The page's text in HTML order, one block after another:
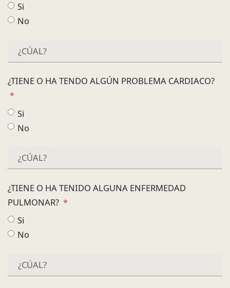
Si
No
¿TIENE O HA TENDO ALGÚN PROBLEMA CARDIACO?
*
Si
No
¿TIENE O HA TENIDO ALGUNA ENFERMEDAD
PULMONAR? *
Si
No